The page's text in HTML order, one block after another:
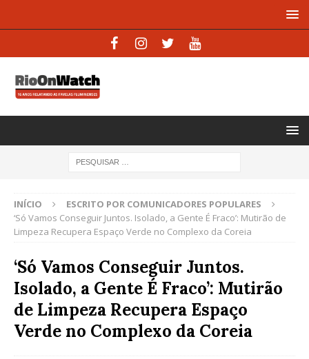
INÍCIO
ESCRITO POR COMUNICADORES POPULARES
‘Só Vamos Conseguir Juntos. Isolado, a Gente É Fraco’: Mutirão de
Limpeza Recupera Espaço Verde no Complexo da Coreia
‘Só Vamos Conseguir Juntos.
Isolado, a Gente É Fraco’: Mutirão
de Limpeza Recupera Espaço
Verde no Complexo da Coreia